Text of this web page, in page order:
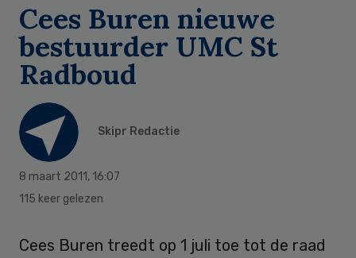
Cees Buren nieuwe
bestuurder UMC St
Radboud
Skipr Redactie
8 maart 2011, 16:07
115 keer gelezen
Cees Buren treedt op 1 juli toe tot de raad